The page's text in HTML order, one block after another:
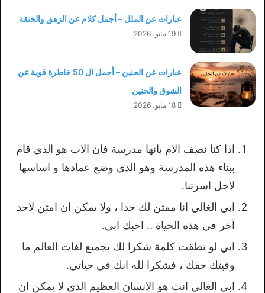
عبارات عن الملل – أجمل كلام عن الزهق والخنقة
19 مايو، 2026
عبارات عن الحنين – أجمل ال 50 خاطرة قوية عن
الشوق والحنين
18 مايو، 2026
اذا كنا نصف الام بانها مدرسة فان الاب هو الذي قام
ببناء هذه المدرسة وهو الذي وضع عمادها و اساسها
لاجل اسرتنا.
ابي الغالي انا ممتن لك جدا ، ولا يمكن ان امتن لاحد
آخر في هذه الحياة .. احبك ابي.
ابي لو نطقت كلمة شكرا لك بجميع لغات العالم ما
وفيتك حقك ، فشكرا لله انك في حياتي.
ابي الغالي انت هو الانسان العظيم الذي لا يمكن ان